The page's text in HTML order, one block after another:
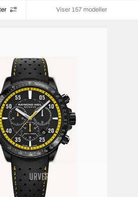
Viser 157 modeller